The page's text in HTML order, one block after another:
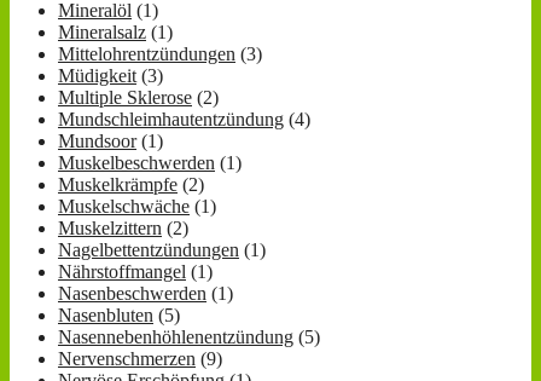
Mineralöl (1)
Mineralsalz (1)
Mittelohrentzündungen (3)
Müdigkeit (3)
Multiple Sklerose (2)
Mundschleimhautentzündung (4)
Mundsoor(1)
Muskelbeschwerden (1)
Muskelkrämpfe (2)
Muskelschwäche (1)
Muskelzittern (2)
Nagelbettentzündungen (1)
Nährstoffmangel (1)
Nasenbeschwerden (1)
Nasenbluten (5)
Nasennebenhöhlenentzündung (5)
Nervenschmerzen (9)